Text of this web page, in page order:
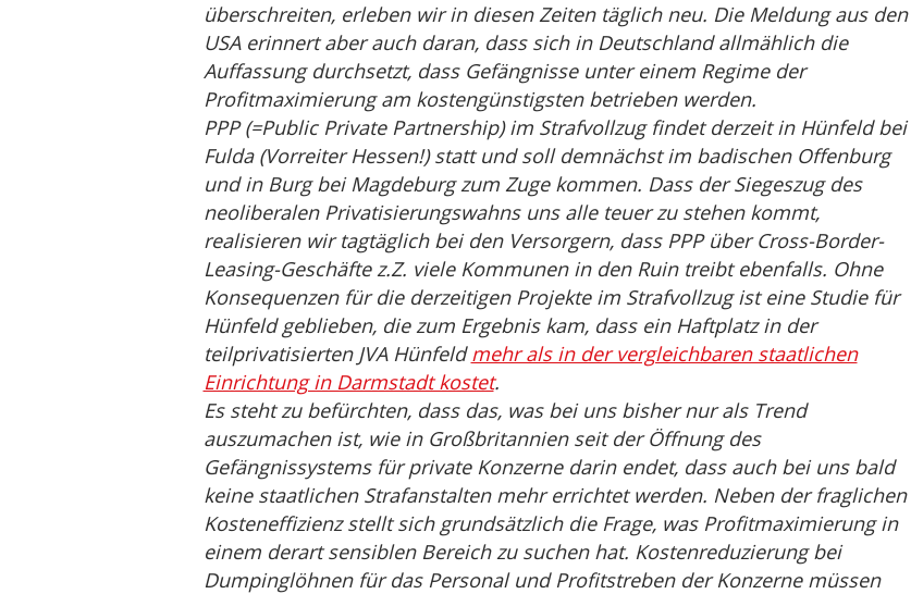
überschreiten, erleben wir in diesen Zeiten täglich neu. Die Meldung aus den
USA erinnert aber auch daran, dass sich in Deutschland allmählich die
Auffassung durchsetzt, dass Gefängnisse unter einem Regime der
Profitmaximierung am kostengünstigsten betrieben werden.
PPP (=Public Private Partnership) im Strafvollzug findet derzeit in Hünfeld bei
Fulda (Vorreiter Hessen!) statt und soll demnächst im badischen Offenburg
und in Burg bei Magdeburg zum Zuge kommen. Dass der Siegeszug des
neoliberalen Privatisierungswahns uns alle teuer zu stehen kommt,
realisieren wir tagtäglich bei den Versorgern, dass PPP über Cross-Border-
Leasing-Geschäfte z.Z. viele Kommunen in den Ruin treibt ebenfalls. Ohne
Konsequenzen für die derzeitigen Projekte im Strafvollzug ist eine Studie für
Hünfeld geblieben, die zum Ergebnis kam, dass ein Haftplatz in der
teilprivatisierten JVA Hünfeldmehr als in der vergleichbaren staatlichen
Einrichtung in Darmstadt kostet.
Es steht zu befürchten, dass das, was bei uns bisher nur als Trend
auszumachen ist, wie in Großbritannien seit der Öffnung des
Gefängnissystems für private Konzerne darin endet, dass auch bei uns bald
keine staatlichen Strafanstalten mehr errichtet werden. Neben der fraglichen
Kosteneffizienz stellt sich grundsätzlich die Frage, was Profitmaximierung in
einem derart sensiblen Bereich zu suchen hat. Kostenreduzierung bei
Dumpinglöhnen für das Personal und Profitstreben der Konzerne müssen